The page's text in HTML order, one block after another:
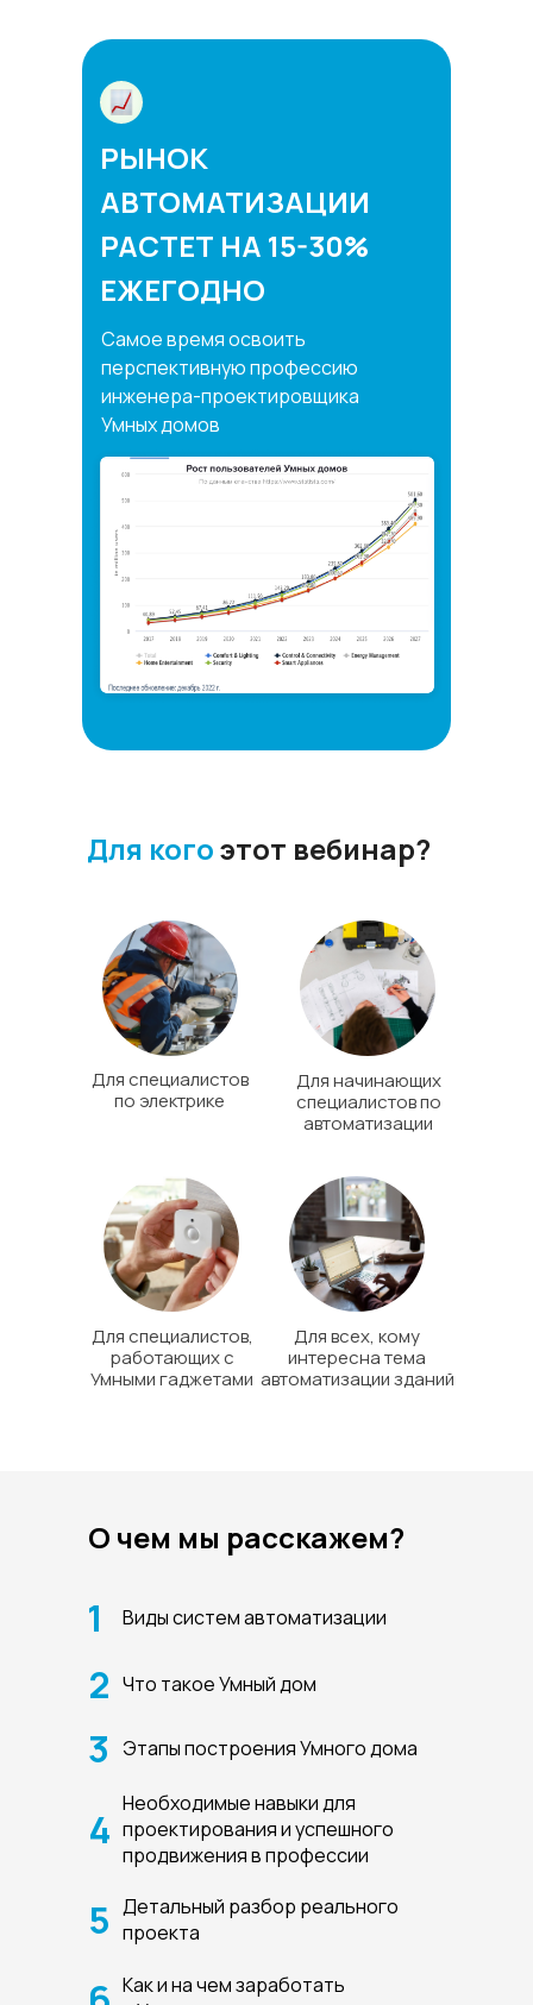
РЫНОК
АВТОМАТИЗАЦИИ
РАСТЕТ НА 15-30%
ЕЖЕГОДНО
Самое время освоить
перспективную профессию
инженера-проектировщика
Умных домов
Для когоэтот вебинар?
Для специалистов
по электрике
Для начинающих
специалистов по
автоматизации
Для специалистов,
работающих с
Умными гаджетами
Для всех, кому
интересна тема
автоматизации зданий
О чем мы расскажем?
1
Что такое Умный дом
Виды систем автоматизации
2
Этапы построения Умного дома
3
Необходимые навыки для
проектирования и успешного
продвижения в профессии
4
Детальный разбор реального
проекта
5
Как и на чем заработать